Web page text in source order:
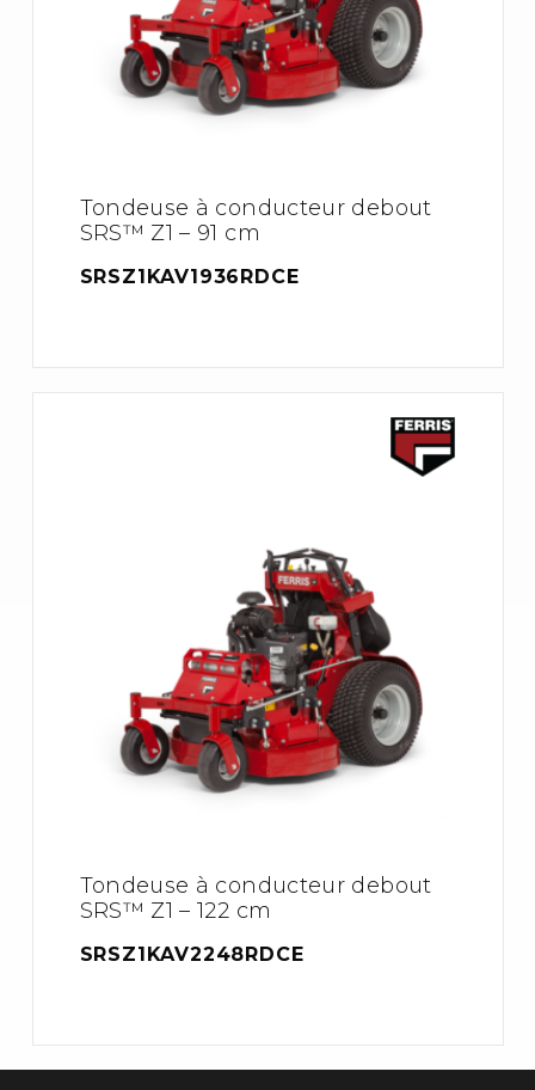
Tondeuse à conducteur debout
SRS™ Z1 – 91 cm
SRSZ1KAV1936RDCE
Tondeuse à conducteur debout
SRS™ Z1 – 122 cm
SRSZ1KAV2248RDCE